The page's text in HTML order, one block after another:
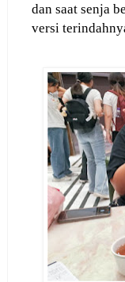
dan saat senja
versi